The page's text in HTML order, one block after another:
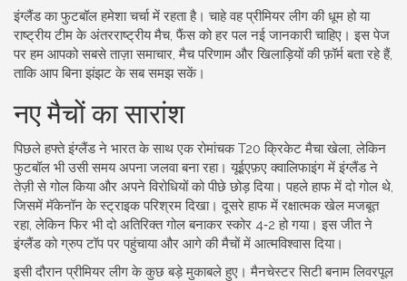
इंग्लैंड का फुटबॉल हमेशा चर्चा में रहता है। चाहे वह प्रीमियर लीग की धूम हो या
राष्ट्रीय टीम के अंतरराष्ट्रीय मैच, फैंस को हर पल नई जानकारी चाहिए। इस पेज
पर हम आपको सबसे ताज़ा समाचार, मैच परिणाम और खिलाड़ियों की फ़ॉर्म बता रहे हैं,
ताकि आप बिना झंझट के सब समझ सकें।
नए मैचों का सारांश
पिछले हफ्ते इंग्लैंड ने भारत के साथ एक रोमांचक T20 क्रिकेट मैचा खेला, लेकिन
फुटबॉल भी उसी समय अपना जलवा बना रहा। यूईएफ़ए क्वालिफाइंग में इंग्लैंड ने
तेज़ी से गोल किया और अपने विरोधियों को पीछे छोड़ दिया। पहले हाफ में दो गोल थे,
जिसमें मॅकेनॉन के स्ट्राइक परिश्रम दिखा। दूसरे हाफ में रक्षात्मक खेल मजबूत
रहा, लेकिन फिर भी दो अतिरिक्त गोल बनाकर स्कोर 4‑2 हो गया। इस जीत ने
इंग्लैंड को ग्रुप टॉप पर पहुंचाया और आगे की मैचों में आत्मविश्वास दिया।
इसी दौरान प्रीमियर लीग के कुछ बड़े मुकाबले हुए। मैनचेस्टर सिटी बनाम लिवरपूल